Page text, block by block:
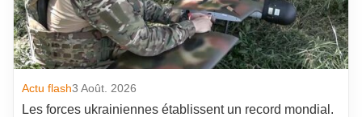
Actu flash3 Août. 2026
Les forces ukrainiennes établissent un record mondial.